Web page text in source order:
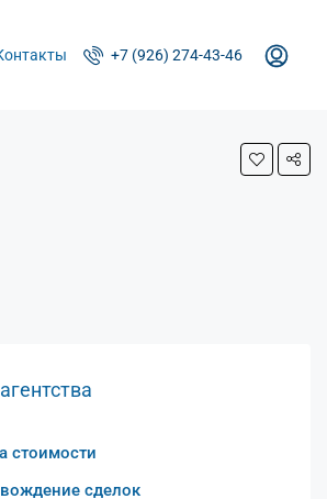
+7 (926) 274-43-46
стоимости
сделок